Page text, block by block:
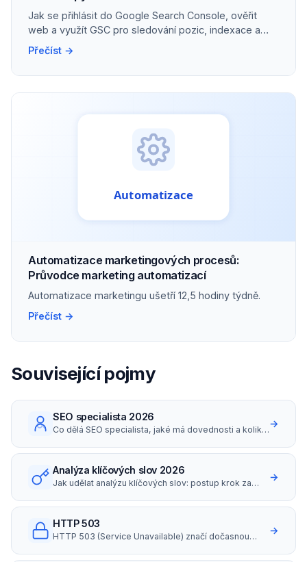
Jak se přihlásit do Google Search Console, ověřit
web a využít GSC pro sledování pozic, indexace a
Core Web Vitals.
Přečíst →
Automatizace marketingových procesů:
Průvodce marketing automatizací
Automatizace marketingu ušetří 12,5 hodiny týdně.
Přečíst →
Související pojmy
SEO specialista 2026
Co dělá SEO specialista, jaké má dovednosti a kolik
→
Analýza klíčových slov 2026
Jak udělat analýzu klíčových slov: postup krok za
strategie a search intent.
→
HTTP 503
HTTP 503 (Service Unavailable) značí dočasnou
→